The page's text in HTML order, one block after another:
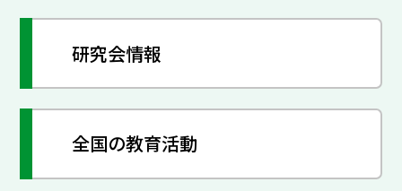
研究会情報
全国の教育活動